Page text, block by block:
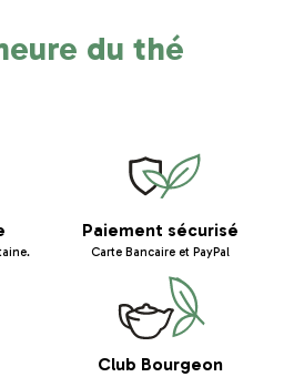
du thé
Paiement sécurisé
Carte Bancaire et PayPal
Club Bourgeon